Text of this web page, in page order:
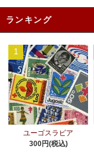
ランキング
1
ユーゴスラビア
300円(税込)